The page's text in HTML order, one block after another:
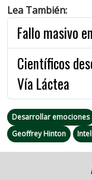
Lea También:
Fallo masivo
Científicos
Vía Láctea
Desarrollar emociones
Geoffrey Hinton